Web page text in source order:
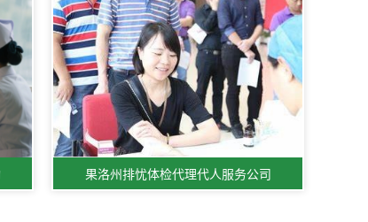
果洛州排忧体检代理代人服务公司